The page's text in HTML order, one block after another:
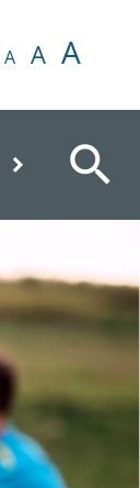
A A A
search